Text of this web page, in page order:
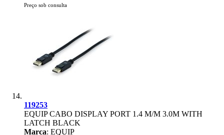
Preço sob consulta
119253
EQUIP CABO DISPLAY PORT 1.4 M/M 3.0M WITH
LATCH BLACK
Marca: EQUIP